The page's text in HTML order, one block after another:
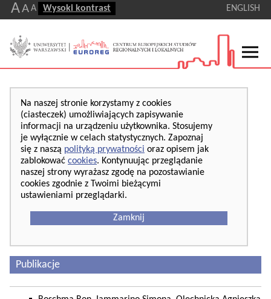
AA A Wysoki kontrast ENGLISH
Na naszej stronie korzystamy z cookies
(ciasteczek) umożliwiających zapisywanie
informacji na urządzeniu użytkownika. Stosujemy
je wyłącznie w celach statystycznych. Zapoznaj
się z naszą polityką prywatności oraz opisem jak
zablokować cookies. Kontynuując przeglądanie
naszej strony wyrażasz zgodę na pozostawianie
cookies zgodnie z Twoimi bieżącymi
ustawieniami przeglądarki.
Zamknij
Publikacje